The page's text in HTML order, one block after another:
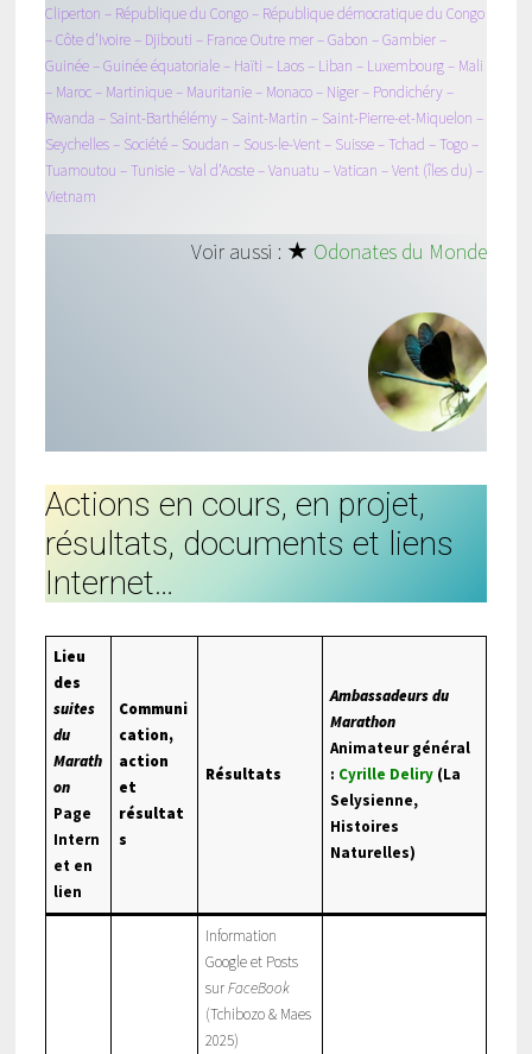
Cliperton – République du Congo – République démocratique du Congo
– Côte d’Ivoire – Djibouti – France Outre mer – Gabon – Gambier –
Guinée – Guinée équatoriale – Haïti – Laos – Liban – Luxembourg – Mali
– Maroc – Martinique – Mauritanie – Monaco – Niger – Pondichéry –
Rwanda – Saint-Barthélémy – Saint-Martin – Saint-Pierre-et-Miquelon –
Seychelles – Société – Soudan – Sous-le-Vent – Suisse – Tchad – Togo –
Tuamoutou – Tunisie – Val d’Aoste – Vanuatu – Vatican – Vent (îles du) –
Vietnam
Voir aussi : ★ Odonates du Monde
Actions en cours, en projet,
résultats, documents et liens
Internet…
Lieu
des
suites
du
Marath
on
Page
Intern
et en
lien
Communi
cation,
action
et
résultat
s
Résultats
Ambassadeurs du
Marathon
Animateur général
: Cyrille Deliry (La
Selysienne,
Histoires
Naturelles)
Information
Google et Posts
surFaceBook
(Tchibozo & Maes
2025)